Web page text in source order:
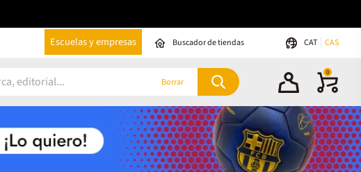
Escuelas y empresas Buscador de tiendas CAT CAS
Borrar
0